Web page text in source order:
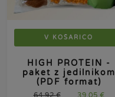
V KOŠARICO
HIGH PROTEIN -
paket z jedilnikom
(PDF format)
64,92€ 39,05 €